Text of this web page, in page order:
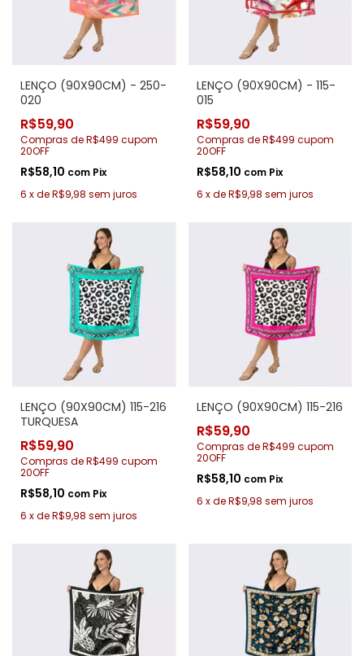
LENÇO (90X90CM) - 250-
020
R$59,90
Compras de R$499 cupom
20OFF
R$58,10 com Pix
6 xdeR$9,98 sem juros
LENÇO (90X90CM) - 115-
015
R$59,90
Compras de R$499 cupom
20OFF
R$58,10 com Pix
6 xdeR$9,98 sem juros
LENÇO (90X90CM) 115-216
TURQUESA
R$59,90
Compras de R$499 cupom
20OFF
R$58,10 com Pix
6 xdeR$9,98 sem juros
LENÇO (90X90CM) 115-216
R$59,90
Compras de R$499 cupom
20OFF
R$58,10 com Pix
6 xdeR$9,98 sem juros